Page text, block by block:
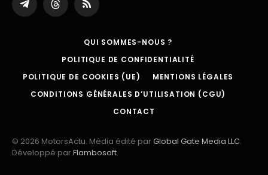
Partager
sur
ThreadsRSS
QUI SOMMES-NOUS ?
POLITIQUE DE CONFIDENTIALITÉ
POLITIQUE DE COOKIES (UE)
MENTIONS LÉGALES
CONDITIONS GÉNÉRALES D’UTILISATION (CGU)
CONTACT
© 2026 MotorsActu. Média édité parGlobal Gate Media LLC.
Développé parFlambosoft.